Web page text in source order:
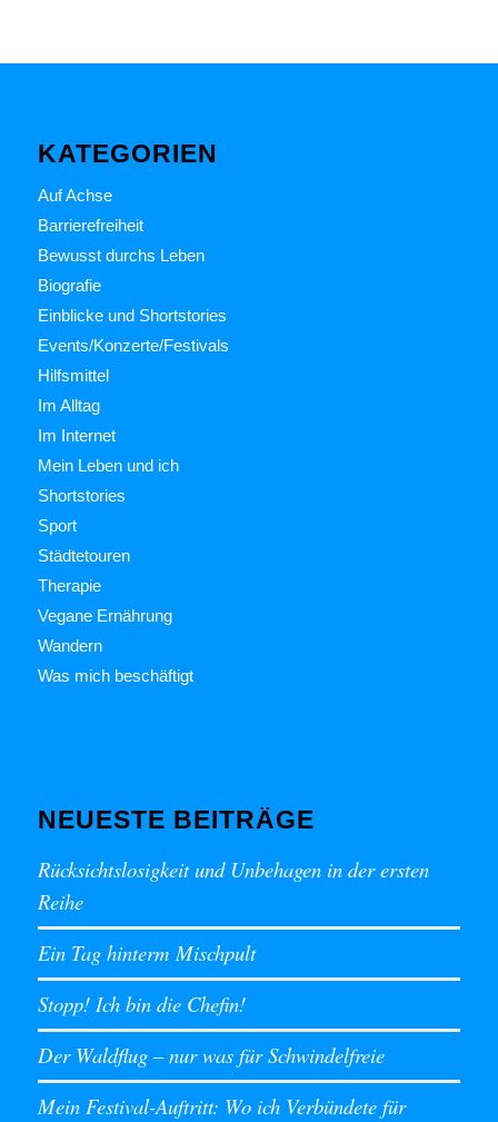
KATEGORIEN
Auf Achse
Barrierefreiheit
Bewusst durchs Leben
Biografie
Einblicke und Shortstories
Events/Konzerte/Festivals
Hilfsmittel
Im Alltag
Im Internet
Mein Leben und ich
Shortstories
Sport
Städtetouren
Therapie
Vegane Ernährung
Wandern
Was mich beschäftigt
NEUESTE BEITRÄGE
Rücksichtslosigkeit und Unbehagen in der ersten
Reihe
Ein Tag hinterm Mischpult
Stopp! Ich bin die Chefin!
Der Waldflug – nur was für Schwindelfreie
Mein Festival-Auftritt: Wo ich Verbündete für